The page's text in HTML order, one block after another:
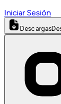
Iniciar Sesión
Descargas